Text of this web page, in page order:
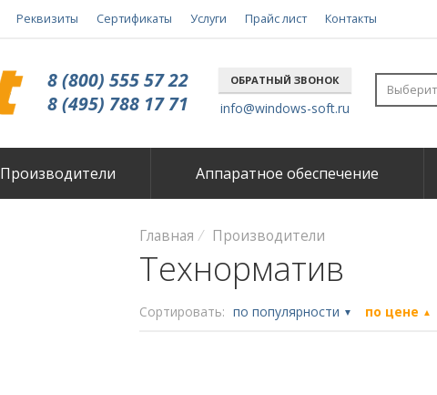
Реквизиты Сертификаты Услуги Прайс лист Контакты
8 (800) 555 57 22
8 (495) 788 17 71
ОБРАТНЫЙ ЗВОНОК
info@windows-soft.ru
Производители Аппаратное обеспечение
Главная Производители
Технорматив
Сортировать: по популярности ▼ по цене ▲